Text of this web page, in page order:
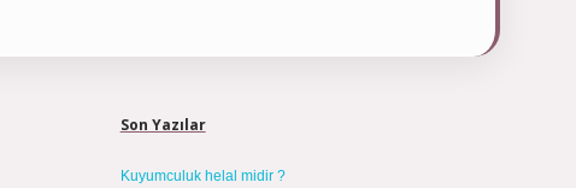
Son Yazılar
Kuyumculuk helal midir ?